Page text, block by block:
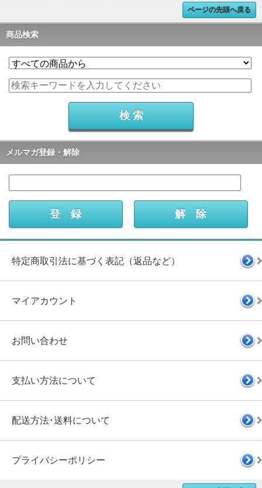
ページの先頭へ戻る
商品検索
メルマガ登録・解除
特定商取引法に基づく表記（返品など）
マイアカウント
お問い合わせ
支払い方法について
配送方法･送料について
プライバシーポリシー